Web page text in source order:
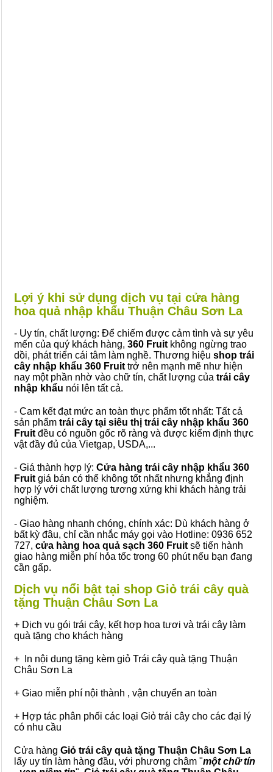
Lợi ý khi sử dụng dịch vụ tại cửa hàng
hoa quả nhập khẩu Thuận Châu Sơn La
- Uy tín, chất lượng: Để chiếm được cảm tình và sự yêu
mến của quý khách hàng, 360 Fruit không ngừng trao
dồi, phát triển cái tâm làm nghề. Thương hiệu shop trái
cây nhập khẩu 360 Fruit trở nên mạnh mẽ như hiện
nay một phần nhờ vào chữ tín, chất lượng của trái cây
nhập khẩu nói lên tất cả.
- Cam kết đạt mức an toàn thực phẩm tốt nhất: Tất cả
sản phẩm trái cây tại siêu thị trái cây nhập khẩu 360
Fruit đều có nguồn gốc rõ ràng và được kiểm định thực
vật đầy đủ của Vietgap, USDA,...
- Giá thành hợp lý: Cửa hàng trái cây nhập khẩu 360
Fruit giá bán có thể không tốt nhất nhưng khẳng định
hợp lý với chất lượng tương xứng khi khách hàng trải
nghiệm.
- Giao hàng nhanh chóng, chính xác: Dù khách hàng ở
bất kỳ đâu, chỉ cần nhắc máy gọi vào Hotline: 0936 652
727, cửa hàng hoa quả sạch 360 Fruit sẽ tiến hành
giao hàng miễn phí hỏa tốc trong 60 phút nếu bạn đang
cần gấp.
Dịch vụ nổi bật tại shop Giỏ trái cây quà
tặng Thuận Châu Sơn La
+ Dịch vụ gói trái cây, kết hợp hoa tươi và trái cây làm
quà tặng cho khách hàng
+ In nội dung tặng kèm giỏ Trái cây quà tặng Thuận
Châu Sơn La
+ Giao miễn phí nội thành , vận chuyển an toàn
+ Hợp tác phân phối các loại Giỏ trái cây cho các đại lý
có nhu cầu
Cửa hàng Giỏ trái cây quà tặng Thuận Châu Sơn La
lấy uy tín làm hàng đầu, với phương châm "một chữ tín